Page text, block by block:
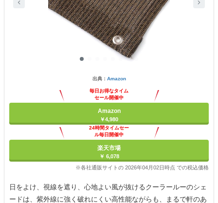
出典： Amazon
毎日お得なタイム
セール開催中
Amazon
￥4,980
24時間タイムセー
ル毎日開催中
楽天市場
￥ 6,078
※各社通販サイトの 2026年04月02日時点 での税込価格
日をよけ、視線を遮り、心地よい風が抜けるクーラールーのシェ
ードは、紫外線に強く破れにくい高性能ながらも、まるで軒のあ